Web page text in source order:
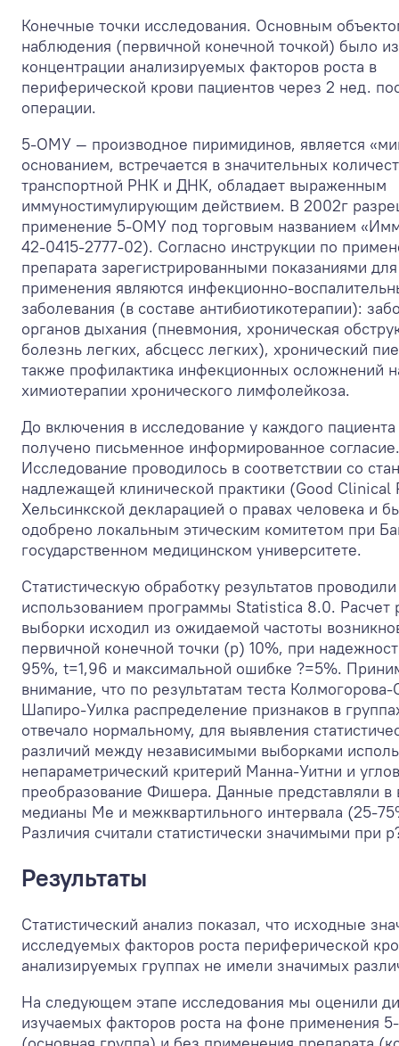
Конечные точки исследования. Основным
наблюдения (первичной конечной точкой) было
концентрации анализируемых факторов роста в
периферической крови пациентов через 2 нед.
операции.
5-ОМУ — производное пиримидинов, является
основанием, встречается в значительных
транспортной РНК и ДНК, обладает выраженным
иммуностимулирующим действием. В 2002г
применение 5-ОМУ под торговым названием
42-0415-2777-02). Согласно инструкции по
препарата зарегистрированными показаниями для
применения являются инфекционно-
заболевания (в составе антибиотикотерапии):
органов дыхания (пневмония, хроническая
болезнь легких, абсцесс легких), хронический
также профилактика инфекционных осложнений
химиотерапии хронического лимфолейкоза.
До включения в исследование у каждого
получено письменное информированное согласие.
Исследование проводилось в соответствии со
надлежащей клинической практики (Good Clinical
Хельсинкской декларацией о правах человека и
одобрено локальным этическим комитетом при
государственном медицинском университете.
Статистическую обработку результатов
использованием программы Statistica 8.0. Расчет
выборки исходил из ожидаемой частоты
первичной конечной точки (p) 10%, при
95%, t=1,96 и максимальной ошибке ?=5%.
внимание, что по результатам теста
Шапиро-Уилка распределение признаков в
отвечало нормальному, для выявления
различий между независимыми выборками
непараметрический критерий Манна-Уитни и
преобразование Фишера. Данные представляли в
медианы Me и межквартильного интервала (25-
Различия считали статистически значимыми при
Результаты
Статистический анализ показал, что исходные
исследуемых факторов роста периферической
анализируемых группах не имели значимых
На следующем этапе исследования мы оценили
изучаемых факторов роста на фоне применения